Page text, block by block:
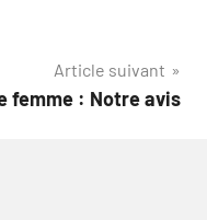
Article suivant
femme : Notre avis